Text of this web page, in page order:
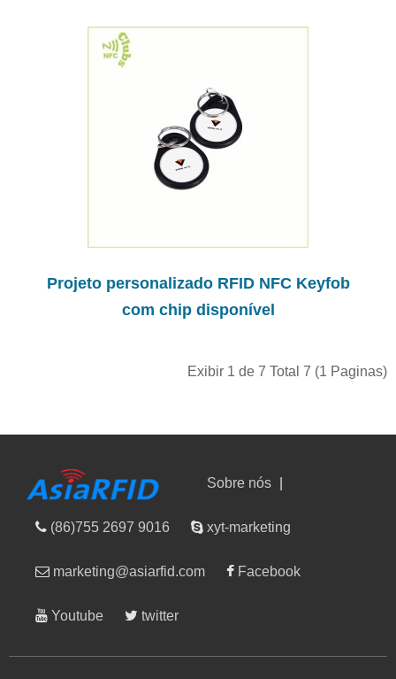
Projeto personalizado RFID NFC Keyfob
com chip disponível
Exibir 1 de 7 Total 7 (1 Paginas)
Sobre nós
(86)755 2697 9016 xyt-marketing
marketing@asiarfid.com Facebook
Youtube twitter